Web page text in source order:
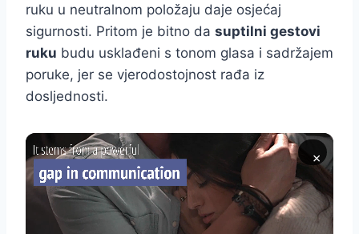
ruku u neutralnom položaju daje osjećaj
sigurnosti. Pritom je bitno da suptilni gestovi
ruku budu usklađeni s tonom glasa i sadržajem
poruke, jer se vjerodostojnost rađa iz
dosljednosti.
×